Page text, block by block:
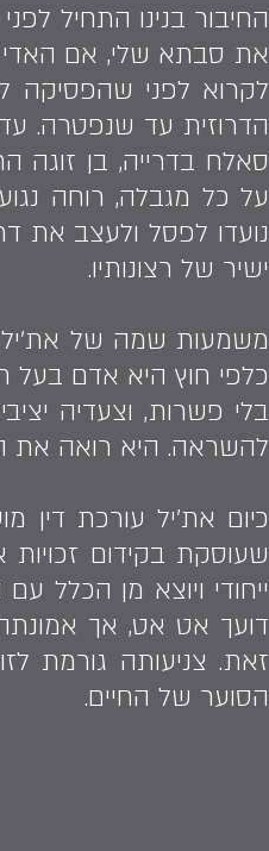
החיבור בנינו התחיל
את סבתא שלי, אם
לקרוא לפני שהפסיקה
הדרוזית עד שנפטרה. עד
סאלח בדרייה, בן זוגה
על כל מגבלה, רוחה
נועדו לפסל ולעצב את
ישיר של רצונותיו.
משמעות שמה של את׳יל
כלפי חוץ היא אדם בעל
בלי פשרות, וצעדיה
להשראה. היא רואה את
כיום את'יל עורכת דין
שעוסקת בקידום
ייחודי ויוצא מן הכלל
דועך אט אט, אך
זאת. צניעותה גורמת
הסוער של החיים.